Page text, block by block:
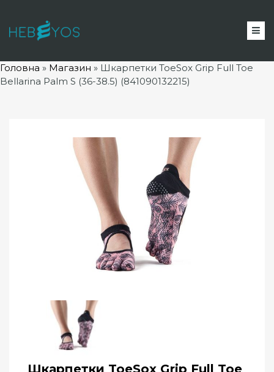
Головна » Магазин » Шкарпетки ToeSox Grip Full Toe
Bellarina Palm S (36-38.5) (841090132215)
Шкарпетки ToeSox Grip Full Toe